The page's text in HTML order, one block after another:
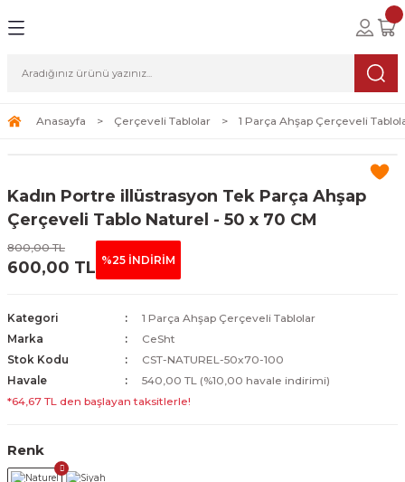
Tablolar
Tablolar
Sanat
Anasayfa Çerçeveli Tablolar 1 Parça Ahşap Çerçeveli
Kadın Portre illüstrasyon Tek Parça Ahşap
Çerçeveli Tablo Naturel - 50 x 70 CM
800,00 TL
600,00 TL %25 İNDİRİM
Kategori
1 Parça Ahşap Çerçeveli Tablolar
Marka
CeSht
Stok Kodu
CST-NATUREL-50x70-100
Havale
540,00 TL (%10,00 havale indirimi)
*64,67 TL den başlayan taksitlerle!
Renk